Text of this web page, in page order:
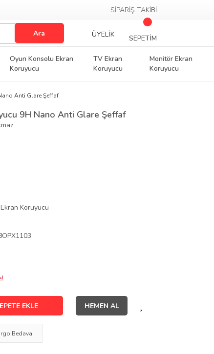
SİPARİŞ TAKİBİ
Ara ÜYELİK SEPETİM
Oyun Konsolu Ekran
Koruyucu
TV Ekran
Koruyucu
Monitör Ekran
Koruyucu
Anti Glare Şeffaf
9H Nano Anti Glare Şeffaf
Koruyucu
EKLE HEMEN AL
Bedava